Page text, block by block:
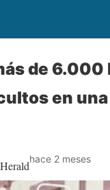
de 6.000
en
hace 2 meses